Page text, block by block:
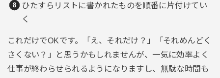
ひたすらリストに書かれたものを順番に片付けてい
く
これだけでOKです。「え、それだけ？」「それめんどく
さくない？」と思うかもしれませんが、一気に効率よく
仕事が終わらせられるようになりますし、無駄な時間も